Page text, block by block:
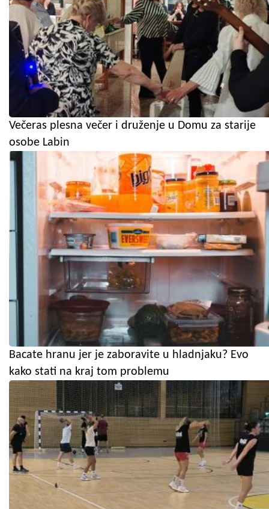
Večeras plesna večer i druženje u Domu za starije
osobe Labin
Bacate hranu jer je zaboravite u hladnjaku? Evo
kako stati na kraj tom problemu